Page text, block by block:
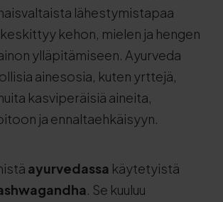
lähestymistapaa
kehon, mielen ja hengen
ylläpitämiseen. Ayurveda
ainesosia, kuten yrttejä,
kasviperäisiä aineita,
ja ennaltaehkäisyyn.
ayurvedassa käytetyistä
. Se kuuluu